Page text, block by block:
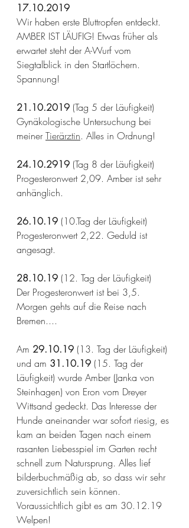
17.10.2019
Wir haben erste Bluttropfen entdeckt.
AMBER IST LÄUFIG! Etwas früher als
erwartet steht der A-Wurf vom
Siegtalblick in den Startlöchern.
Spannung!
21.10.2019 (Tag 5 der Läufigkeit)
Gynäkologische Untersuchung bei
meiner Tierärztin. Alles in Ordnung!
24.10.2919 (Tag 8 der Läufigkeit)
Progesteronwert 2,09. Amber ist sehr
anhänglich.
26.10.19 (10.Tag der Läufigkeit)
Progesteronwert 2,22. Geduld ist
angesagt.
28.10.19 (12. Tag der Läufigkeit)
Der Progesteronwert ist bei 3,5.
Morgen gehts auf die Reise nach
Bremen....
Am 29.10.19 (13. Tag der Läufigkeit)
und am 31.10.19 (15. Tag der
Läufigkeit) wurde Amber (Janka von
Steinhagen) von Eron vom Dreyer
Wittsand gedeckt. Das Interesse der
Hunde aneinander war sofort riesig, es
kam an beiden Tagen nach einem
rasanten Liebesspiel im Garten recht
schnell zum Natursprung. Alles lief
bilderbuchmäßig ab, so dass wir sehr
zuversichtlich sein können.
Voraussichtlich gibt es am 30.12.19
Welpen!